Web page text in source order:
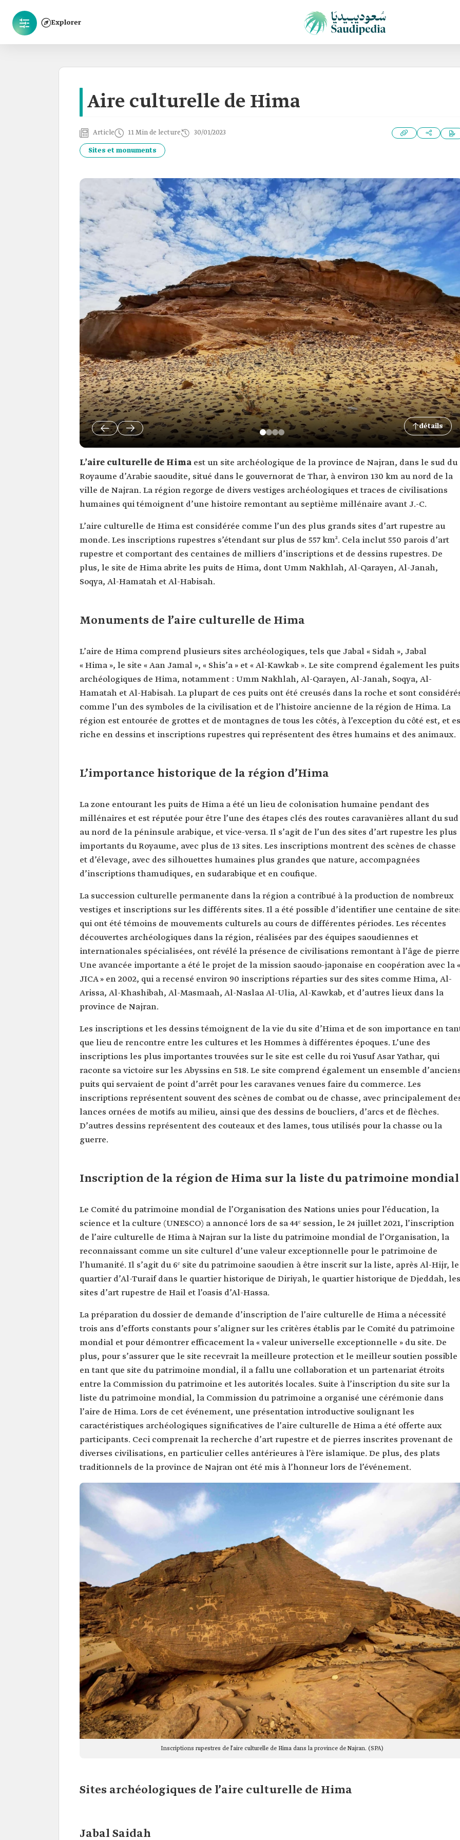
Explorer
Aire culturelle de Hima
Article 11 Min de lecture 30/01/2023
Sites et monuments
détails
L’aire culturelle de Hima est un site archéologique de la province de Najran, dans le sud du
Royaume d’Arabie saoudite, situé dans le gouvernorat de Thar, à environ 130 km au nord de la
ville de Najran. La région regorge de divers vestiges archéologiques et traces de civilisations
humaines qui témoignent d’une histoire remontant au septième millénaire avant J.-C.
L’aire culturelle de Hima est considérée comme l’un des plus grands sites d’art rupestre au
monde. Les inscriptions rupestres s’étendant sur plus de 557 km². Cela inclut 550 parois d’art
rupestre et comportant des centaines de milliers d’inscriptions et de dessins rupestres. De
plus, le site de Hima abrite les puits de Hima, dont Umm Nakhlah, Al-Qarayen, Al-Janah,
Soqya, Al-Hamatah et Al-Habisah.
Monuments de l’aire culturelle de Hima
L’aire de Hima comprend plusieurs sites archéologiques, tels que Jabal « Sidah », Jabal
« Hima », le site « Aan Jamal », « Shis’a » et « Al-Kawkab ». Le site comprend également les puits
archéologiques de Hima, notamment : Umm Nakhlah, Al-Qarayen, Al-Janah, Soqya, Al-
Hamatah et Al-Habisah. La plupart de ces puits ont été creusés dans la roche et sont
comme l’un des symboles de la civilisation et de l’histoire ancienne de la région de Hima. La
région est entourée de grottes et de montagnes de tous les côtés, à l’exception du côté est, et
riche en dessins et inscriptions rupestres qui représentent des êtres humains et des animaux.
L’importance historique de la région d’Hima
La zone entourant les puits de Hima a été un lieu de colonisation humaine pendant des
millénaires et est réputée pour être l’une des étapes clés des routes caravanières allant du sud
au nord de la péninsule arabique, et vice-versa. Il s’agit de l’un des sites d’art rupestre les plus
importants du Royaume, avec plus de 13 sites. Les inscriptions montrent des scènes de chasse
et d’élevage, avec des silhouettes humaines plus grandes que nature, accompagnées
d’inscriptions thamudiques, en sudarabique et en coufique.
La succession culturelle permanente dans la région a contribué à la production de nombreux
vestiges et inscriptions sur les différents sites. Il a été possible d’identifier une centaine de
qui ont été témoins de mouvements culturels au cours de différentes périodes. Les récentes
découvertes archéologiques dans la région, réalisées par des équipes saoudiennes et
internationales spécialisées, ont révélé la présence de civilisations remontant à l’âge de
Une avancée importante a été le projet de la mission saoudo-japonaise en coopération avec la «
JICA » en 2002, qui a recensé environ 90 inscriptions réparties sur des sites comme Hima, Al-
Arissa, Al-Khashibah, Al-Masmaah, Al-Naslaa Al-Ulia, Al-Kawkab, et d’autres lieux dans la
province de Najran.
Les inscriptions et les dessins témoignent de la vie du site d’Hima et de son importance en
que lieu de rencontre entre les cultures et les Hommes à différentes époques. L’une des
inscriptions les plus importantes trouvées sur le site est celle du roi Yusuf Asar Yathar, qui
raconte sa victoire sur les Abyssins en 518. Le site comprend également un ensemble
puits qui servaient de point d’arrêt pour les caravanes venues faire du commerce. Les
inscriptions représentent souvent des scènes de combat ou de chasse, avec principalement
lances ornées de motifs au milieu, ainsi que des dessins de boucliers, d’arcs et de flèches.
D’autres dessins représentent des couteaux et des lames, tous utilisés pour la chasse ou la
guerre.
Inscription de la région de Hima sur la liste du patrimoine mondial
Le Comité du patrimoine mondial de l’Organisation des Nations unies pour l’éducation, la
science et la culture (UNESCO) a annoncé lors de sa 44ᵉ session, le 24 juillet 2021, l’inscription
de l’aire culturelle de Hima à Najran sur la liste du patrimoine mondial de l’Organisation, la
reconnaissant comme un site culturel d’une valeur exceptionnelle pour le patrimoine de
l’humanité. Il s’agit du 6ᵉ site du patrimoine saoudien à être inscrit sur la liste, après Al-Hijr, le
quartier d’Al-Turaif dans le quartier historique de Diriyah, le quartier historique de Djeddah, les
sites d’art rupestre de Hail et l’oasis d’Al-Hassa.
La préparation du dossier de demande d’inscription de l’aire culturelle de Hima a nécessité
trois ans d’efforts constants pour s’aligner sur les critères établis par le Comité du patrimoine
mondial et pour démontrer efficacement la « valeur universelle exceptionnelle » du site. De
plus, pour s’assurer que le site recevrait la meilleure protection et le meilleur soutien possible
en tant que site du patrimoine mondial, il a fallu une collaboration et un partenariat étroits
entre la Commission du patrimoine et les autorités locales. Suite à l’inscription du site sur la
liste du patrimoine mondial, la Commission du patrimoine a organisé une cérémonie dans
l’aire de Hima. Lors de cet événement, une présentation introductive soulignant les
caractéristiques archéologiques significatives de l’aire culturelle de Hima a été offerte aux
participants. Ceci comprenait la recherche d’art rupestre et de pierres inscrites provenant de
diverses civilisations, en particulier celles antérieures à l’ère islamique. De plus, des plats
traditionnels de la province de Najran ont été mis à l’honneur lors de l’événement.
Inscriptions rupestres de l’aire culturelle de Hima dans la province de Najran. (SPA)
Sites archéologiques de l’aire culturelle de Hima
Jabal Saidah